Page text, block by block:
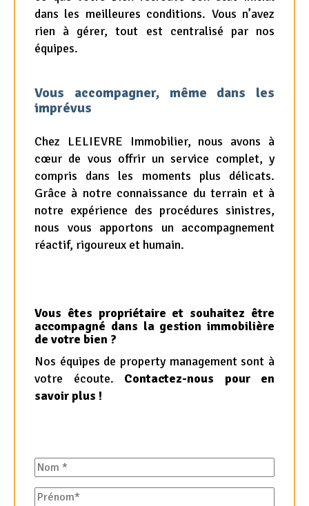
dans les meilleures conditions. Vous n’avez
rien à gérer, tout est centralisé par nos
équipes.
Vous accompagner, même dans les
imprévus
Chez LELIEVRE Immobilier, nous avons à
cœur de vous offrir un service complet, y
compris dans les moments plus délicats.
Grâce à notre connaissance du terrain et à
notre expérience des procédures sinistres,
nous vous apportons un accompagnement
réactif, rigoureux et humain.
Vous êtes propriétaire et souhaitez être
accompagné dans la gestion immobilière
de votre bien ?
Nos équipes de property management sont à
votre écoute. Contactez-nous pour en
savoir plus !
Nom
Prénom